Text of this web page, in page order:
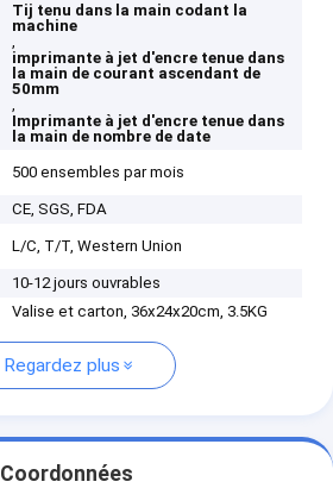
Tij tenu dans la main codant la
machine
,
imprimante à jet d'encre tenue dans
la main de courant ascendant de
50mm
,
Imprimante à jet d'encre tenue dans
la main de nombre de date
500 ensembles par mois
CE, SGS, FDA
L/C, T/T, Western Union
10-12 jours ouvrables
Valise et carton, 36x24x20cm, 3.5KG
Regardez plus
Coordonnées